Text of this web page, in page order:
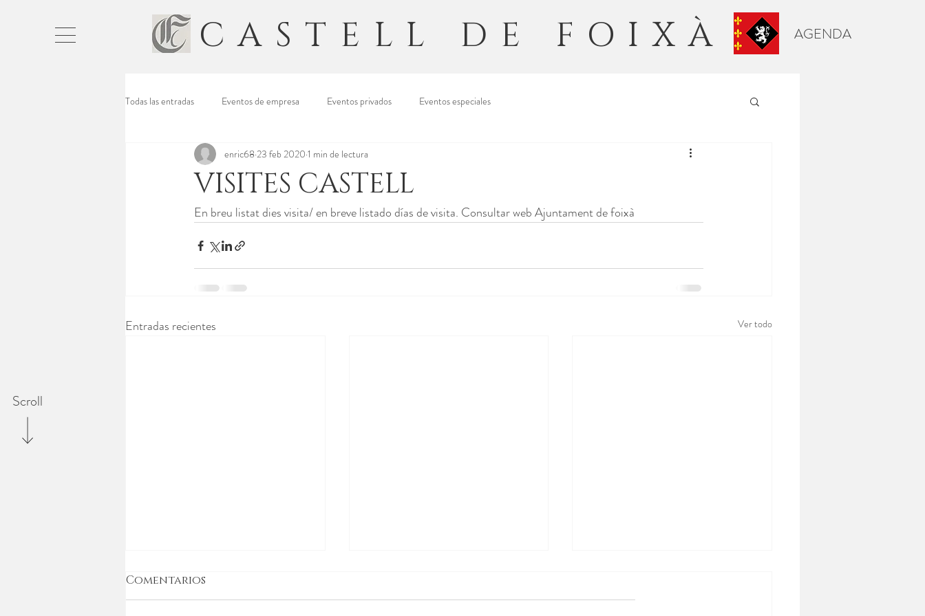
AGENDA
CASTELL DE FOIXÀ
Scroll
Todas las entradas Eventos de empresa Eventos privados Eventos especiales
VISITES CASTELL
enric68 23 feb 2020 1 min de lectura
En breu listat dies visita/ en breve listado días de visita. Consultar web Ajuntament de foixà
Entradas recientes Ver todo
Comentarios